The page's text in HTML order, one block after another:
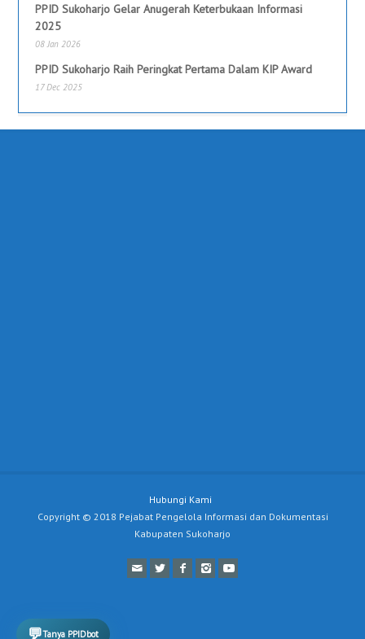
💬Tanya PPIDbot
PPID Sukoharjo Gelar Anugerah Keterbukaan Informasi
2025
08 Jan 2026
PPID Sukoharjo Raih Peringkat Pertama Dalam KIP Award
17 Dec 2025
Hubungi Kami
Copyright © 2018 Pejabat Pengelola Informasi dan Dokumentasi
Kabupaten Sukoharjo